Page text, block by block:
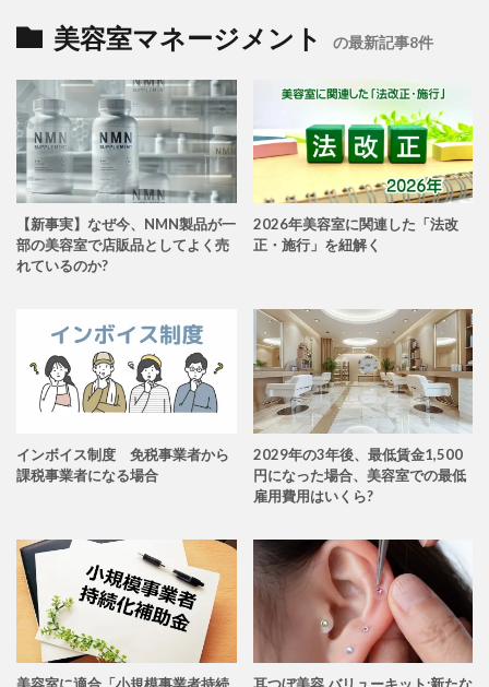
美容室マネージメント の最新記事8件
【新事実】なぜ今、NMN製品が一
部の美容室で店販品としてよく売
れているのか?
2026年美容室に関連した「法改
正・施行」を紐解く
インボイス制度 免税事業者から
課税事業者になる場合
2029年の3年後、最低賃金1,500
円になった場合、美容室での最低
雇用費用はいくら?